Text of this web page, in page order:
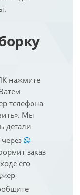
нажмите
телефона
Мы
детали.
заказ
его